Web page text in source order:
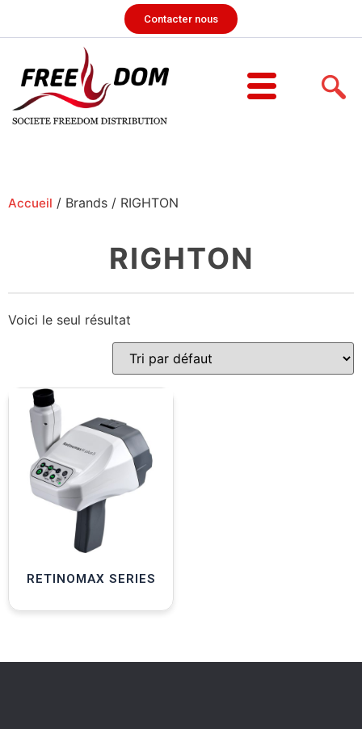
Contacter nous
Accueil / Brands / RIGHTON
RIGHTON
Voici le seul résultat
RETINOMAX SERIES